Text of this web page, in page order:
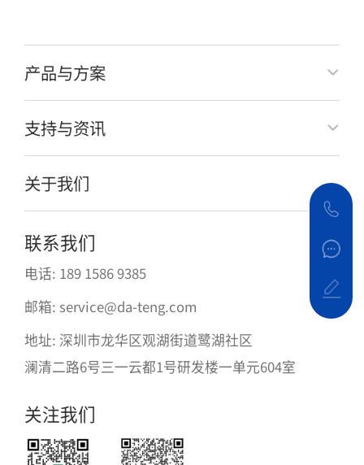
产品与方案
支持与资讯
关于我们
联系我们
电话: 189 1586 9385
邮箱: service@da-teng.com
地址: 深圳市龙华区观湖街道鹭湖社区
澜清二路6号三一云都1号研发楼一单元604室
关注我们